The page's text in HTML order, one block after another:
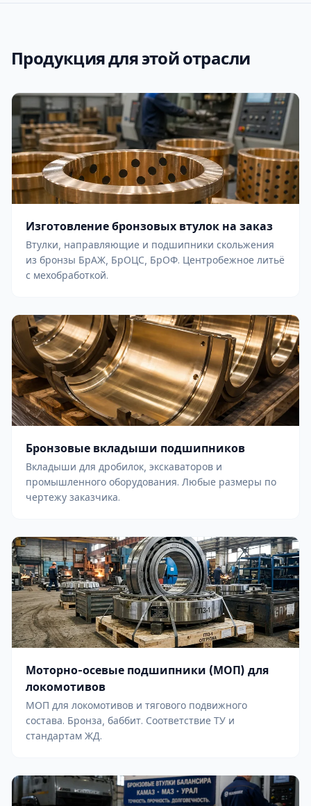
Продукция для этой отрасли
Изготовление бронзовых втулок на заказ
Втулки, направляющие и подшипники скольжения
из бронзы БрАЖ, БрОЦС, БрОФ. Центробежное литьё
с мехобработкой.
Бронзовые вкладыши подшипников
Вкладыши для дробилок, экскаваторов и
промышленного оборудования. Любые размеры по
чертежу заказчика.
Моторно-осевые подшипники (МОП) для
локомотивов
МОП для локомотивов и тягового подвижного
состава. Бронза, баббит. Соответствие ТУ и
стандартам ЖД.